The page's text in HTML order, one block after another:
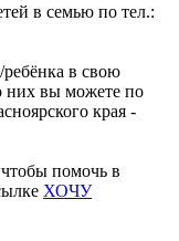
в семью по тел.:
ребёнка в свою
вы можете по
края -
помочь в
ХОЧУ